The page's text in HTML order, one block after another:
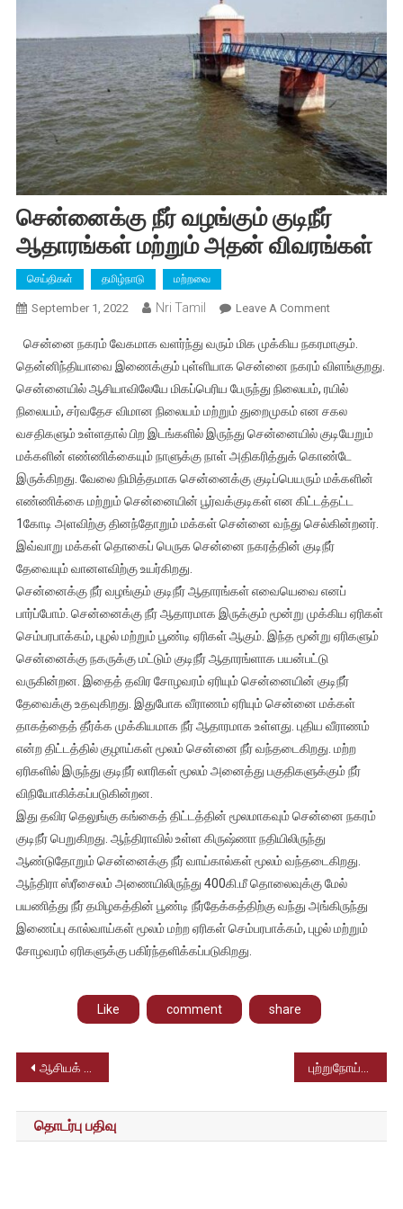
சென்னைக்கு நீர் வழங்கும் குடிநீர்
ஆதாரங்கள் மற்றும் அதன் விவரங்கள்
செய்திகள் தமிழ்நாடு மற்றவை
September 1, 2022 Nri Tamil Leave A CommentOn
நீர்
வழங்கும்
குடிநீர்
ஆதாரங்கள்
மற்றும்
அதன்
விவரங்கள்
சென்னை நகரம் வேகமாக வளர்ந்து வரும் மிக முக்கிய நகரமாகும்.
தென்னிந்தியாவை இணைக்கும் புள்ளியாக சென்னை நகரம் விளங்குறது.
சென்னையில் ஆசியாவிலேயே மிகப்பெரிய பேருந்து நிலையம், ரயில்
நிலையம், சர்வதேச விமான நிலையம் மற்றும் துறைமுகம் என சகல
வசதிகளும் உள்ளதால் பிற இடங்களில் இருந்து சென்னையில் குடியேறும்
மக்களின் எண்ணிக்கையும் நாளுக்கு நாள் அதிகரித்துக் கொண்டே
இருக்கிறது. வேலை நிமித்தமாக சென்னைக்கு குடிப்பெயரும் மக்களின்
எண்ணிக்கை மற்றும் சென்னையின் பூர்வக்குடிகள் என கிட்டத்தட்ட
1கோடி அளவிற்கு தினந்தோறும் மக்கள் சென்னை வந்து செல்கின்றனர்.
இவ்வாறு மக்கள் தொகைப் பெருக சென்னை நகரத்தின் குடிநீர்
தேவையும் வானளவிற்கு உயர்கிறது.
சென்னைக்கு நீர் வழங்கும் குடிநீர் ஆதாரங்கள் எவையெவை எனப்
பார்ப்போம். சென்னைக்கு நீர் ஆதாரமாக இருக்கும் மூன்று முக்கிய ஏரிகள்
செம்பரபாக்கம், புழல் மற்றும் பூண்டி ஏரிகள் ஆகும். இந்த மூன்று ஏரிகளும்
சென்னைக்கு நகருக்கு மட்டும் குடிநீர் ஆதாரங்ளாக பயன்பட்டு
வருகின்றன. இதைத் தவிர சோழவரம் ஏரியும் சென்னையின் குடிநீர்
தேவைக்கு உதவுகிறது. இதுபோக வீராணம் ஏரியும் சென்னை மக்கள்
தாகத்தைத் தீர்க்க முக்கியமாக நீர் ஆதாரமாக உள்ளது. புதிய வீராணம்
என்ற திட்டத்தில் குழாய்கள் மூலம் சென்னை நீர் வந்தடைகிறது. மற்ற
ஏரிகளில் இருந்து குடிநீர் லாரிகள் மூலம் அனைத்து பகுதிகளுக்கும் நீர்
விநியோகிக்கப்படுகின்றன.
இது தவிர தெலுங்கு கங்கைத் திட்டத்தின் மூலமாகவும் சென்னை நகரம்
குடிநீர் பெறுகிறது. ஆந்திராவில் உள்ள கிருஷ்ணா நதியிலிருந்து
ஆண்டுதோறும் சென்னைக்கு நீர் வாய்கால்கள் மூலம் வந்தடைகிறது.
ஆந்திரா ஸ்ரீசைலம் அணையிலிருந்து 400கி.மீ தொலைவுக்கு மேல்
பயணித்து நீர் தமிழகத்தின் பூண்டி நீர்தேக்கத்திற்கு வந்து அங்கிருந்து
இணைப்பு கால்வாய்கள் மூலம் மற்ற ஏரிகள் செம்பரபாக்கம், புழல் மற்றும்
சோழவரம் ஏரிகளுக்கு பகிர்ந்தளிக்கப்படுகிறது.
Like comment share
Post
navigation
ஆசியக் கோப்பை 2022 – இந்தியா அணியின் அசத்தல் வெற்றிகள்
தொடர்பு பதிவு